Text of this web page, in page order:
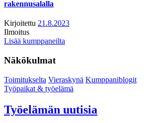
rakennusalalla
Kirjoitettu 21.8.2023
Ilmoitus
Lisää kumppaneilta
Näkökulmat
Toimitukselta Vieraskynä Kumppaniblogit
Työpaikat & työelämä
Työelämän uutisia